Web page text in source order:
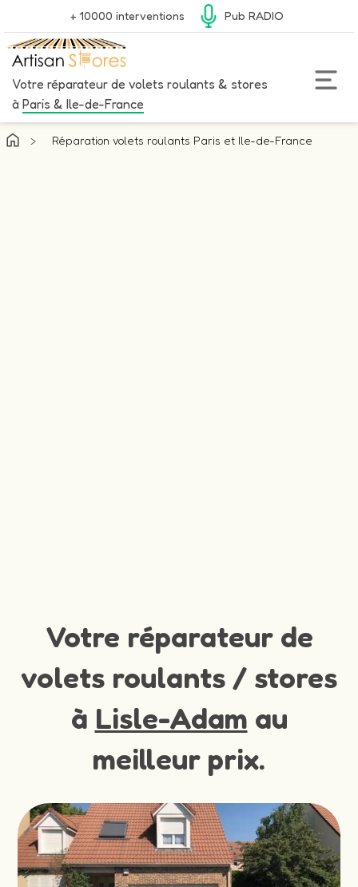
+ 10000 interventions Pub RADIO
Votre réparateur de volets roulants & stores
à Paris & Ile-de-France
> Réparation volets roulants Paris et Ile-de-France
Votre réparateur de
volets roulants / stores
à Lisle-Adam au
meilleur prix.